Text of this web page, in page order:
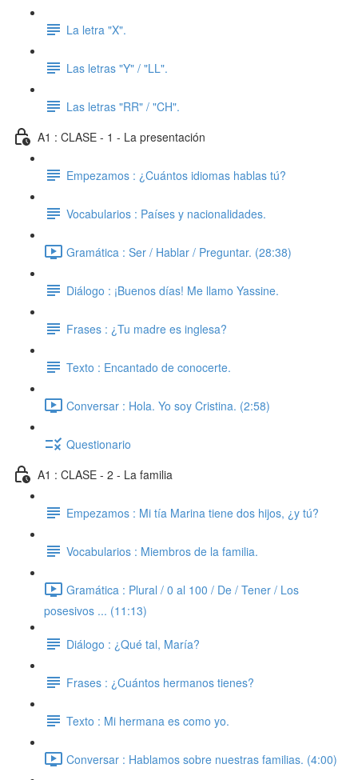
La letra "X".
Las letras "Y" / "LL".
Las letras "RR" / "CH".
A1 : CLASE - 1 - La presentación
Empezamos : ¿Cuántos idiomas hablas tú?
Vocabularios : Países y nacionalidades.
Gramática : Ser / Hablar / Preguntar. (28:38)
Diálogo : ¡Buenos días! Me llamo Yassine.
Frases : ¿Tu madre es inglesa?
Texto : Encantado de conocerte.
Conversar : Hola. Yo soy Cristina. (2:58)
Questionario
A1 : CLASE - 2 - La familia
Empezamos : Mi tía Marina tiene dos hijos, ¿y tú?
Vocabularios : Miembros de la familia.
Gramática : Plural / 0 al 100 / De / Tener / Los
posesivos ... (11:13)
Diálogo : ¿Qué tal, María?
Frases : ¿Cuántos hermanos tienes?
Texto : Mi hermana es como yo.
Conversar : Hablamos sobre nuestras familias. (4:00)